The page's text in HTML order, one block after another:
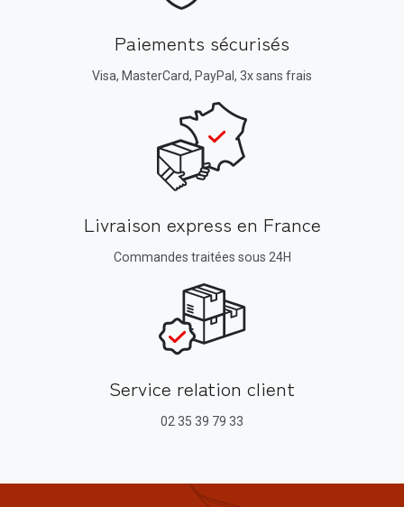
Paiements sécurisés
Visa, MasterCard, PayPal, 3x sans frais
Livraison express en France
Commandes traitées sous 24H
Service relation client
02 35 39 79 33